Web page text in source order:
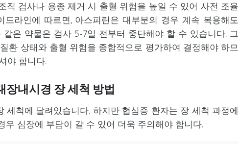
직 검사나 용종 제거 시 출혈 위험을 높일 수 있어 사전 조율
드라인에 따르면, 아스피린은 대부분의 경우 계속 복용해도
은 약물은 검사 5-7일 전부터 중단해야 할 수 있습니다. 그
환 상태와 출혈 위험을 종합적으로 평가하여 결정해야 하므
야 합니다.
장내시경 장 세척 방법
세척에 달려있습니다. 하지만 협심증 환자는 장 세척 과정에
우 심장에 부담이 갈 수 있어 더욱 주의해야 합니다.